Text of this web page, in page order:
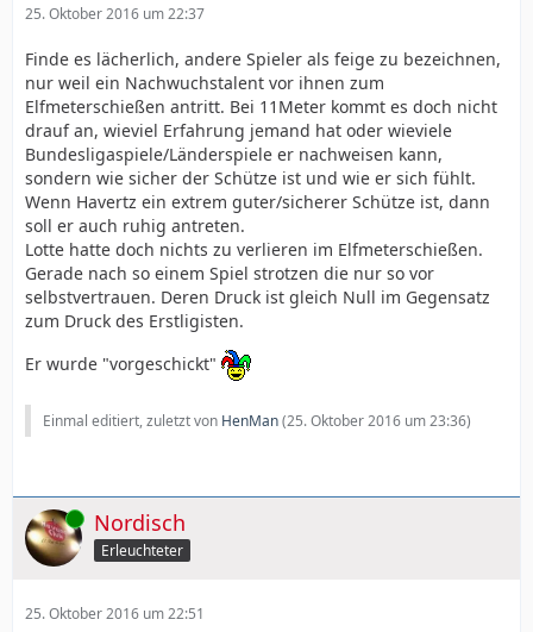
25. Oktober 2016 um 22:37
Finde es lächerlich, andere Spieler als feige zu bezeichnen,
nur weil ein Nachwuchstalent vor ihnen zum
Elfmeterschießen antritt. Bei 11Meter kommt es doch nicht
drauf an, wieviel Erfahrung jemand hat oder wieviele
Bundesligaspiele/Länderspiele er nachweisen kann,
sondern wie sicher der Schütze ist und wie er sich fühlt.
Wenn Havertz ein extrem guter/sicherer Schütze ist, dann
soll er auch ruhig antreten.
Lotte hatte doch nichts zu verlieren im Elfmeterschießen.
Gerade nach so einem Spiel strotzen die nur so vor
selbstvertrauen. Deren Druck ist gleich Null im Gegensatz
zum Druck des Erstligisten.
Er wurde "vorgeschickt"
Einmal editiert, zuletzt von HenMan(25. Oktober 2016 um 23:36)
Online Nordisch
Erleuchteter
25. Oktober 2016 um 22:51